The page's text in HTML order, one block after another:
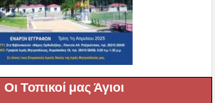
Οι Τοπικοί μας Άγιοι